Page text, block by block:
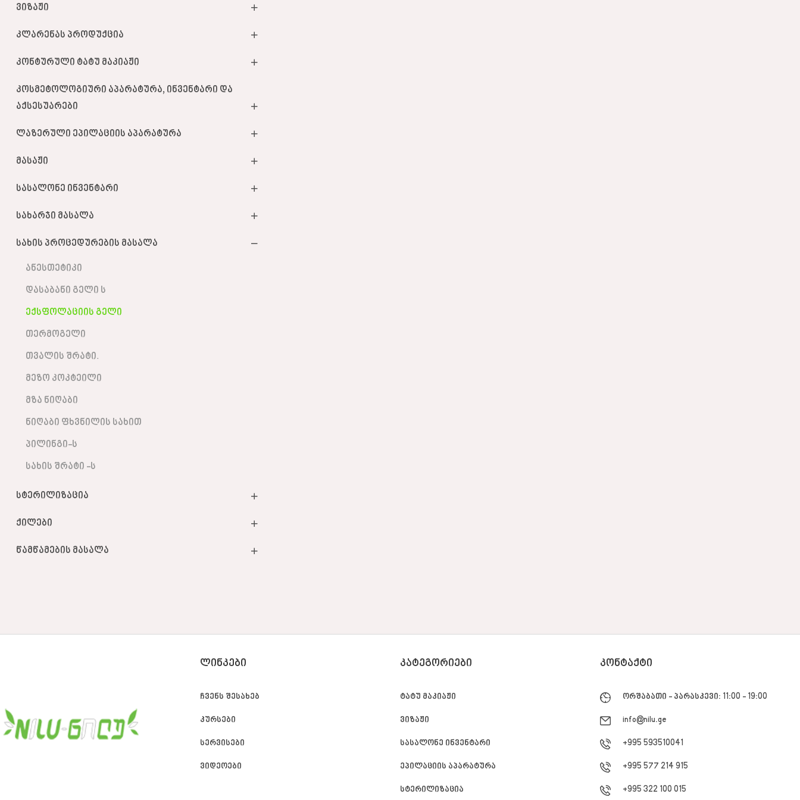
ვიზაჟი
კლარენას პროდუქცია
კონტურული ტატუ მაკიაჟი
კოსმეტოლოგიური აპარატურა, ინვენტარი და
აქსესუარები
ლაზერული ეპილაციის აპარატურა
მასაჟი
სასალონე ინვენტარი
სახარჯი მასალა
სახის პროცედურების მასალა
ანესთეტიკი
დასაბანი გელი ს
ექსფოლაციის გელი
თერმოგელი
თვალის შრატი.
მეზო კოკტეილი
მზა ნიღაბი
ნიღაბი ფხვნილის სახით
პილინგი-ს
სახის შრატი -ს
სტერილიზაცია
ქილები
წამწამების მასალა
ᲚᲘᲜᲙᲔᲑᲘ
ჩვენს შესახებ
კურსები
სერვისები
ვიდეოები
ᲙᲐᲢᲔᲒᲝᲠᲘᲔᲑᲘ
ტატუ მაკიაჟი
ვიზაჟი
სასალონე ინვენტარი
ეპილაციის აპარატურა
სტერილიზაცია
ᲙᲝᲜᲢᲐᲥᲢᲘ
ორშაბათი - პარასკევი: 11:00 - 19:00
info@nilu.ge
+995 593510041
+995 577 214 915
+995 322 100 015